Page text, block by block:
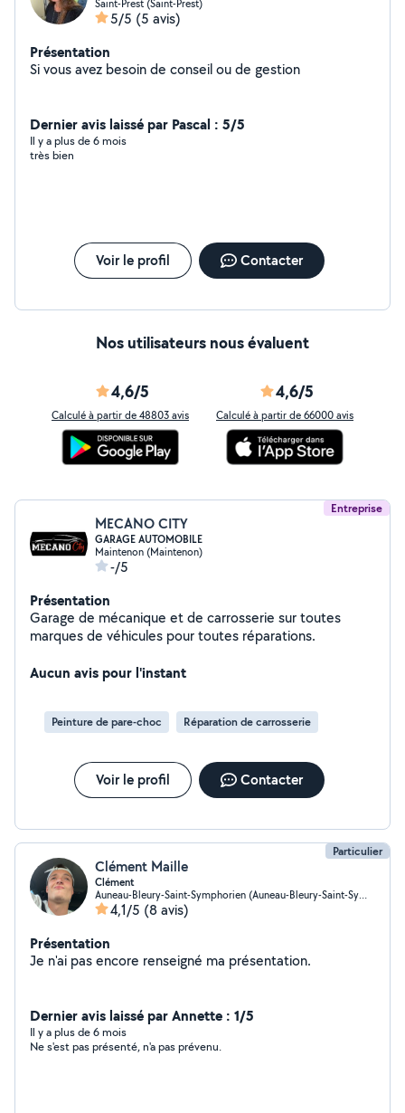
Saint-Prest (Saint-Prest)
5/5 (5 avis)
Présentation
Si vous avez besoin de conseil ou de gestion
Dernier avis laissé par Pascal : 5/5
Il y a plus de 6 mois
très bien
Voir le profil Contacter
Nos utilisateurs nous évaluent
4,6/5
Calculé à partir de 48803 avis
4,6/5
Calculé à partir de 66000 avis
Entreprise
MECANO CITY
GARAGE AUTOMOBILE
Maintenon (Maintenon)
-/5
Présentation
Garage de mécanique et de carrosserie sur toutes
marques de véhicules pour toutes réparations.
Aucun avis pour l'instant
Peinture de pare-choc Réparation de carrosserie
Voir le profil Contacter
Particulier
Clément Maille
Clément
Auneau-Bleury-Saint-Symphorien (Auneau-Bleury-Saint-Symphorien)
4,1/5 (8 avis)
Présentation
Je n'ai pas encore renseigné ma présentation.
Dernier avis laissé par Annette : 1/5
Il y a plus de 6 mois
Ne s'est pas présenté, n'a pas prévenu.